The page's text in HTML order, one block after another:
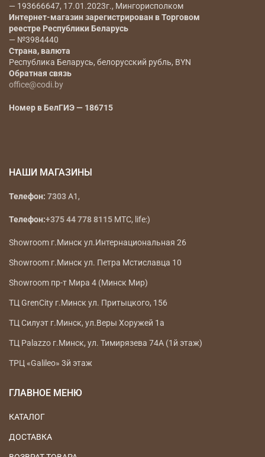
— 193666647, 17.01.2023г., Мингорисполком
Интернет-магазин зарегистрирован в Торговом
реестре Республики Беларусь
— №3984440
Страна, валюта
Республика Беларусь, белорусский рубль, BYN
Обратная связь
office@codi.by
Номер в БелГИЭ — 186715
НАШИ МАГАЗИНЫ
Телефон: 7303A1,
Телефон:+375 44 778 8115 МТС, life:)
Showroom г.Минск ул.Интернациональная 26
Showroom г.Минск ул. Петра Мстиславца 10
Showroom пр-т Мира 4 (Минск Мир)
ТЦ GrenCity г.Минск ул. Притыцкого, 156
ТЦ Силуэт г.Минск, ул.Веры Хоружей 1а
ТЦ Palazzo г.Минск, ул. Тимирязева 74А (1й этаж)
ТРЦ «Galileo» 3й этаж
ГЛАВНОЕ МЕНЮ
КАТАЛОГ
ДОСТАВКА